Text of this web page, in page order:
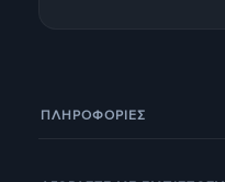
ΠΛΗΡΟΦΟΡΊΕΣ